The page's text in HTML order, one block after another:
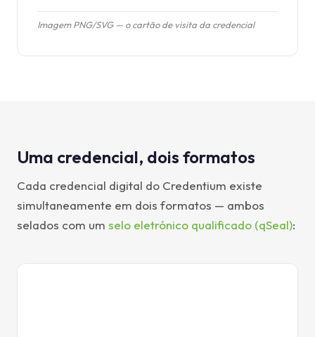
Imagem PNG/SVG — o cartão de visita da credencial
Uma credencial, dois formatos
Cada credencial digital do Credentium existe
simultaneamente em dois formatos — ambos
selados com um selo eletrónico qualificado (qSeal):